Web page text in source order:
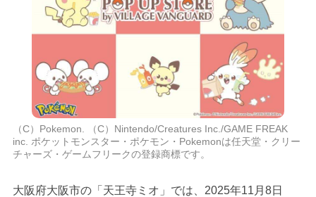
（C）Pokemon. （C）Nintendo/Creatures Inc./GAME FREAK
inc. ポケットモンスター・ポケモン・Pokemonは任天堂・クリー
チャーズ・ゲームフリークの登録商標です。
大阪府大阪市の「天王寺ミオ」では、2025年11月8日